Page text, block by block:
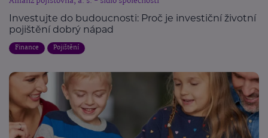
Investujte do budoucnosti: Proč je investiční životní
pojištění dobrý nápad
Finance Pojištění